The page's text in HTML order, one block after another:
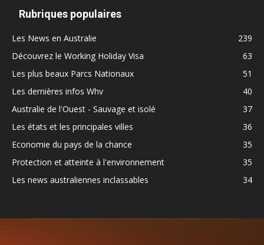
Rubriques populaires
Les News en Australie
239
Découvrez le Working Holiday Visa
63
Les plus beaux Parcs Nationaux
51
Les dernières infos Whv
40
Australie de l'Ouest - Sauvage et isolé
37
Les états et les principales villes
36
Economie du pays de la chance
35
Protection et atteinte à l'environnement
35
Les news australiennes inclassables
34